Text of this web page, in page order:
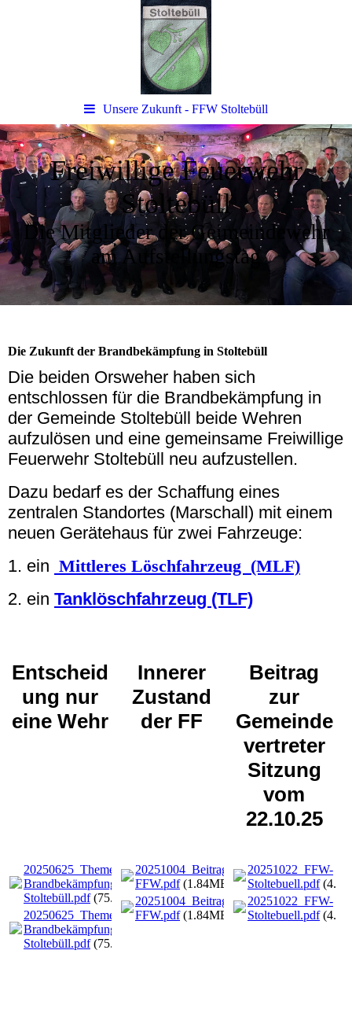
Unsere Zukunft - FFW Stoltebüll
Freiwillige Feuerwehr
Stoltebüll
Die Mitglieder der Geimeindewehr
am Aufstellungstag
Die Zukunft der Brandbekämpfung in Stoltebüll
Die beiden Orsweher haben sich
entschlossen für die Brandbekämpfung in
der Gemeinde Stoltebüll beide Wehren
aufzulösen und eine gemeinsame Freiwillige
Feuerwehr Stoltebüll neu aufzustellen.
Dazu bedarf es der Schaffung eines
zentralen Standortes (Marschall) mit einem
neuen Gerätehaus für zwei Fahrzeuge:
1. ein Mittleres Löschfahrzeug (MLF)
2. ein Tanklöschfahrzeug (TLF)
Entscheid
ung nur
eine Wehr
Innerer
Zustand
der FF
Beitrag
zur
Gemeinde
vertreter
Sitzung
vom
22.10.25
20250625_Theme
Brandbekämpfung in
Stoltebüll.pdf(75.38KB)
20250625_Theme
Brandbekämpfung in
Stoltebüll.pdf(75.38KB)
20251004_Beitrag
FFW.pdf(1.84MB)
20251004_Beitrag
FFW.pdf(1.84MB)
20251022_FFW-
Stoltebuell.pdf
20251022_FFW-
Stoltebuell.pdf